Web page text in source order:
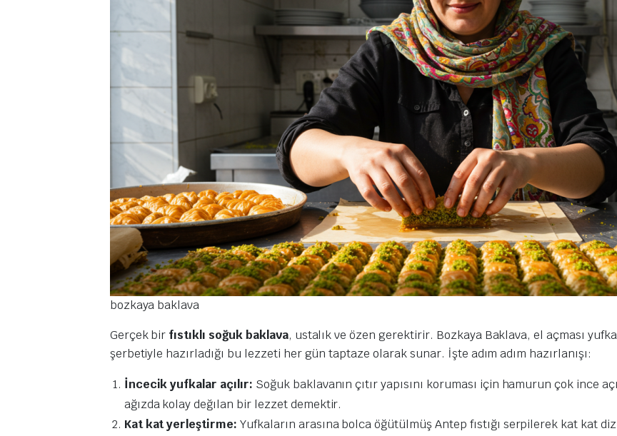
bozkaya baklava
Gerçek bir fıstıklı soğuk baklava, ustalık ve özen gerektirir. Bozkaya Baklava, el açması
şerbetiyle hazırladığı bu lezzeti her gün taptaze olarak sunar. İşte adım adım hazırlanışı:
İncecik yufkalar açılır: Soğuk baklavanın çıtır yapısını koruması için hamurun çok ince
ağızda kolay değılan bir lezzet demektir.
Kat kat yerleştirme: Yufkaların arasına bolca öğütülmüş Antep fıstığı serpilerek kat kat